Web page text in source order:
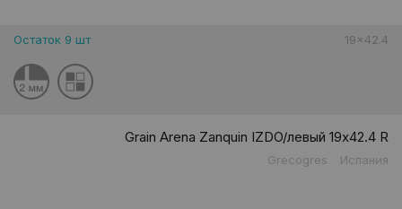
Остаток 9 шт 19x42.4
Grain Arena Zanquin IZDO/левый 19x42.4 R
Grecogres Испания